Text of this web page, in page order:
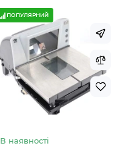
ПОПУЛЯРНИЙ
В наявності